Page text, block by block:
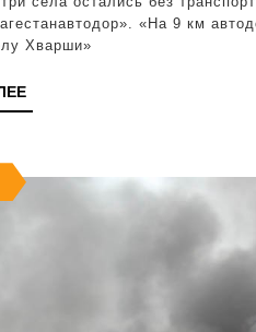
«На 9 км
Хварши»
ЧИТАТЬ
ДАЛЕЕ